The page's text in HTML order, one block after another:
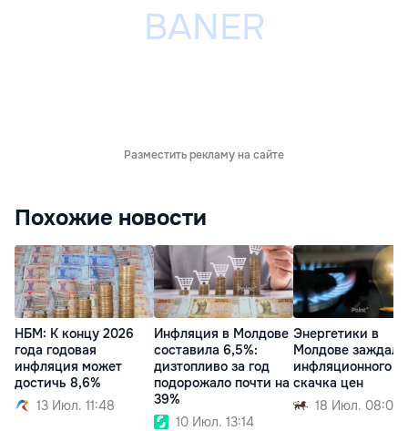
Разместить рекламу на сайте
Похожие новости
НБМ: К концу 2026
года годовая
инфляция может
достичь 8,6%
13 Июл. 11:48
Инфляция в Молдове
составила 6,5%:
дизтопливо за год
подорожало почти на
39%
10 Июл. 13:14
Энергетики в
Молдове
инфляционного
скачка цен
18 Июл. 08:00